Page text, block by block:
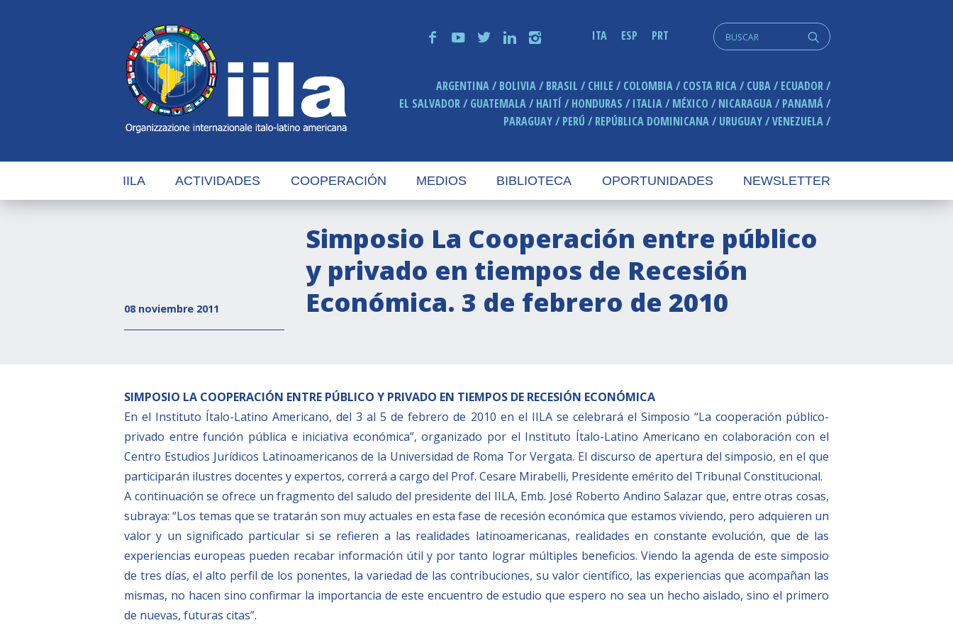
f y t n i ITA ESP PRT q
Search
for:
ARGENTINA BOLIVIA BRASIL CHILE COLOMBIA COSTA RICA CUBA
ECUADOR
EL SALVADOR
GUATEMALA HAITÍ HONDURAS ITALIA MÉXICO NICARAGUA
PANAMÁ
PARAGUAY
PERÚ REPÚBLICA DOMINICANA URUGUAY VENEZUELA
IILA ACTIVIDADES COOPERACIÓN MEDIOS BIBLIOTECA OPORTUNIDADES NEWSLETTER
08 noviembre 2011
Simposio La Cooperación entre público
y privado en tiempos de Recesión
Económica. 3 de febrero de 2010
SIMPOSIO LA COOPERACIÓN ENTRE PÚBLICO Y PRIVADO EN TIEMPOS DE RECESIÓN ECONÓMICA
En el Instituto Ítalo-Latino Americano, del 3 al 5 de febrero de 2010 en el IILA se celebrará el Simposio “La cooperación público-
privado entre función pública e iniciativa económica”, organizado por el Instituto Ítalo-Latino Americano en colaboración con el
Centro Estudios Jurídicos Latinoamericanos de la Universidad de Roma Tor Vergata. El discurso de apertura del simposio, en el que
participarán ilustres docentes y expertos, correrá a cargo del Prof. Cesare Mirabelli, Presidente emérito del Tribunal Constitucional.
A continuación se ofrece un fragmento del saludo del presidente del IILA, Emb. José Roberto Andino Salazar que, entre otras cosas,
subraya: “Los temas que se tratarán son muy actuales en esta fase de recesión económica que estamos viviendo, pero adquieren un
valor y un significado particular si se refieren a las realidades latinoamericanas, realidades en constante evolución, que de las
experiencias europeas pueden recabar información útil y por tanto lograr múltiples beneficios. Viendo la agenda de este simposio
de tres días, el alto perfil de los ponentes, la variedad de las contribuciones, su valor científico, las experiencias que acompañan las
mismas, no hacen sino confirmar la importancia de este encuentro de estudio que espero no sea un hecho aislado, sino el primero
de nuevas, futuras citas”.